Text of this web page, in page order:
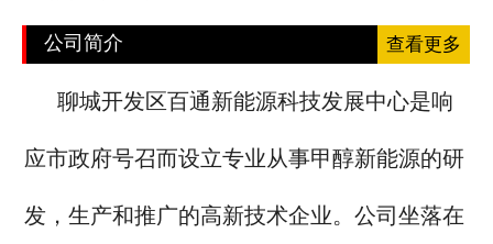
公司简介 查看更多
聊城开发区百通新能源科技发展中心是响
应市政府号召而设立专业从事甲醇新能源的研
发，生产和推广的高新技术企业。公司坐落在